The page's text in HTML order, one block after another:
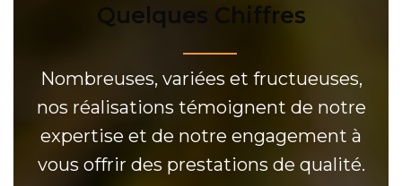
Quelques Chiffres
Nombreuses, variées et fructueuses,
nos réalisations témoignent de notre
expertise et de notre engagement à
vous offrir des prestations de qualité.